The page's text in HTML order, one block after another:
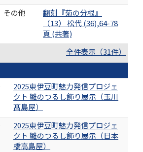
その他
翻刻『菊の分根』
（13） 松代 (36),64-78
頁 (共著)
全件表示（31件）
2025東伊豆町魅力発信プロジェ
クト 雛のつるし飾り展示（玉川
髙島屋）
2025東伊豆町魅力発信プロジェ
クト 雛のつるし飾り展示（日本
橋高島屋）